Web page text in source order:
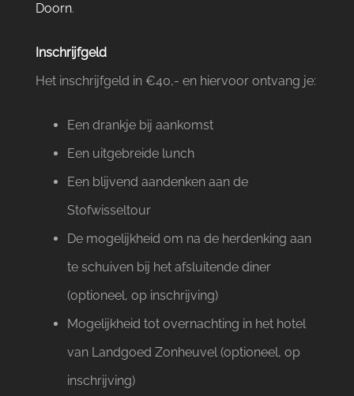
Doorn.
Inschrijfgeld
Het inschrijfgeld in €40,- en hiervoor ontvang je:
Een drankje bij aankomst
Een uitgebreide lunch
Een blijvend aandenken aan de
Stofwisseltour
De mogelijkheid om na de herdenking aan
te schuiven bij het afsluitende diner
(optioneel, op inschrijving)
Mogelijkheid tot overnachting in het hotel
van Landgoed Zonheuvel (optioneel, op
inschrijving)